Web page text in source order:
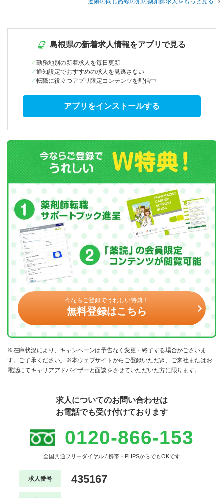
島根県の新着求人情報をアプリで見る
勤務地別の新着求人を毎日更新
通知設定でおすすめの求人を見逃さない
転職に役立つアプリ限定コンテンツを配信中
アプリをインストールする
今ならご登録でうれしい特典！
無料登録はこちら
※在庫状況により、キャンペーンは予告なく変更・終了する場合がございま
す。ご了承ください。※本ウェブサイトからご登録いただき、ご来社またはお
電話にてキャリアアドバイザーと面談をさせていただいた方に限ります。
求人についてのお問い合わせは
お電話でも受け付けております
0120-866-153
全国共通フリーダイヤル / 携帯・PHPSからでもOKです
求人番号 435167